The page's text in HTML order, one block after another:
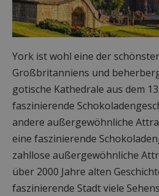
York ist wohl eine der
Großbritanniens und
gotische Kathedrale aus dem
faszinierende
andere außergewöhnliche
eine faszinierende
zahllose außergewöhnliche
über 2000 Jahre alten
faszinierende Stadt viele